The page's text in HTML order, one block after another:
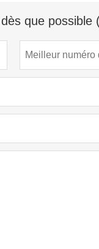
que possible